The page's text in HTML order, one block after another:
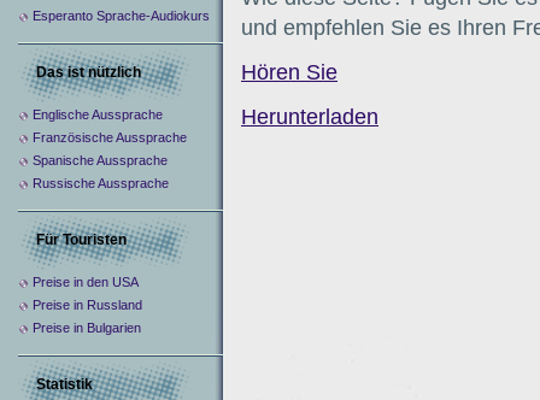
und empfehlen Sie es Ihren
Hören Sie
Herunterladen
Esperanto Sprache-Audiokurs
Das ist nützlich
Englische Aussprache
Französische Aussprache
Spanische Aussprache
Russische Aussprache
Für Touristen
Preise in den USA
Preise in Russland
Preise in Bulgarien
Statistik